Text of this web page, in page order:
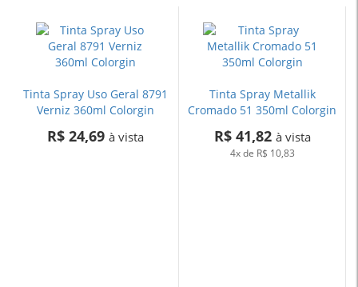
Tinta Spray Uso Geral 8791
Verniz 360ml Colorgin
R$ 24,69 à vista
Tinta Spray Metallik
Cromado 51 350ml Colorgin
R$ 41,82 à vista
4xde R$ 10,83